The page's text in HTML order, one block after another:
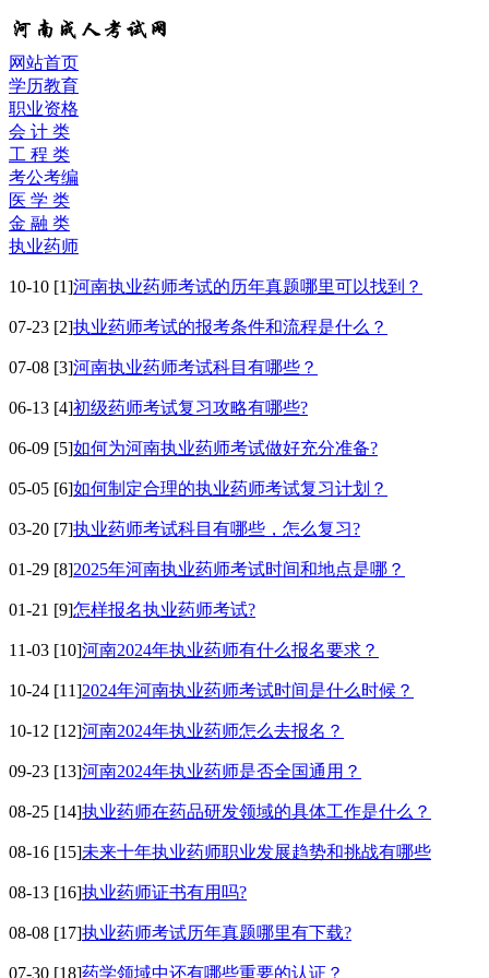
网站首页
学历教育
职业资格
会 计 类
工 程 类
考公考编
医 学 类
金 融 类
执业药师
10-10 [1]河南执业药师考试的历年真题哪里可以找到？
07-23 [2]执业药师考试的报考条件和流程是什么？
07-08 [3]河南执业药师考试科目有哪些？
06-13 [4]初级药师考试复习攻略有哪些?
06-09 [5]如何为河南执业药师考试做好充分准备?
05-05 [6]如何制定合理的执业药师考试复习计划？
03-20 [7]执业药师考试科目有哪些，怎么复习?
01-29 [8]2025年河南执业药师考试时间和地点是哪？
01-21 [9]怎样报名执业药师考试?
11-03 [10]河南2024年执业药师有什么报名要求？
10-24 [11]2024年河南执业药师考试时间是什么时候？
10-12 [12]河南2024年执业药师怎么去报名？
09-23 [13]河南2024年执业药师是否全国通用？
08-25 [14]执业药师在药品研发领域的具体工作是什么？
08-16 [15]未来十年执业药师职业发展趋势和挑战有哪些
08-13 [16]执业药师证书有用吗?
08-08 [17]执业药师考试历年真题哪里有下载?
07-30 [18]药学领域中还有哪些重要的认证？